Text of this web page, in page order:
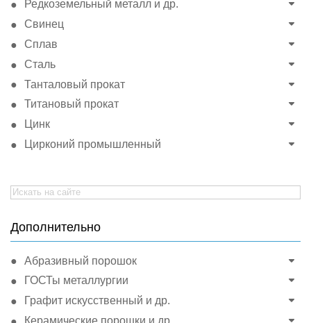
Редкоземельный металл и др.
Свинец
Сплав
Сталь
Танталовый прокат
Титановый прокат
Цинк
Цирконий промышленный
Search
for:
Дополнительно
Абразивный порошок
ГОСТы металлургии
Графит искусственный и др.
Керамические порошки и др.